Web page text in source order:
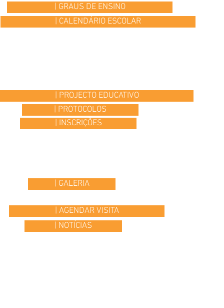
| GRAUS DE ENSINO
| CALENDÁRIO ESCOLAR
| PROJECTO EDUCATIVO
| PROTOCOLOS
| INSCRIÇÕES
| GALERIA
| AGENDAR VISITA
| NOTÍCIAS